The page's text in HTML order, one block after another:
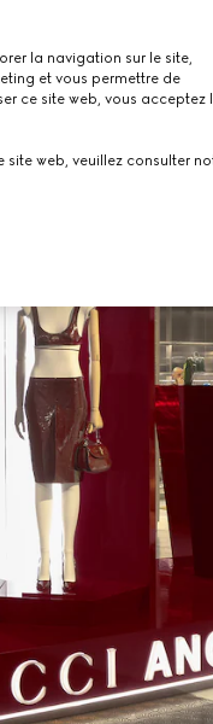
la navigation sur le site,
et vous permettre de
ce site web, vous acceptez
web, veuillez consulter